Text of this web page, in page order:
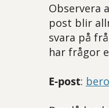
Observera
post blir
svara på
har frågor
E-post: